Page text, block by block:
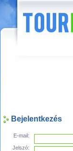
Bejelentkezés
E-mail:
Jelszó: